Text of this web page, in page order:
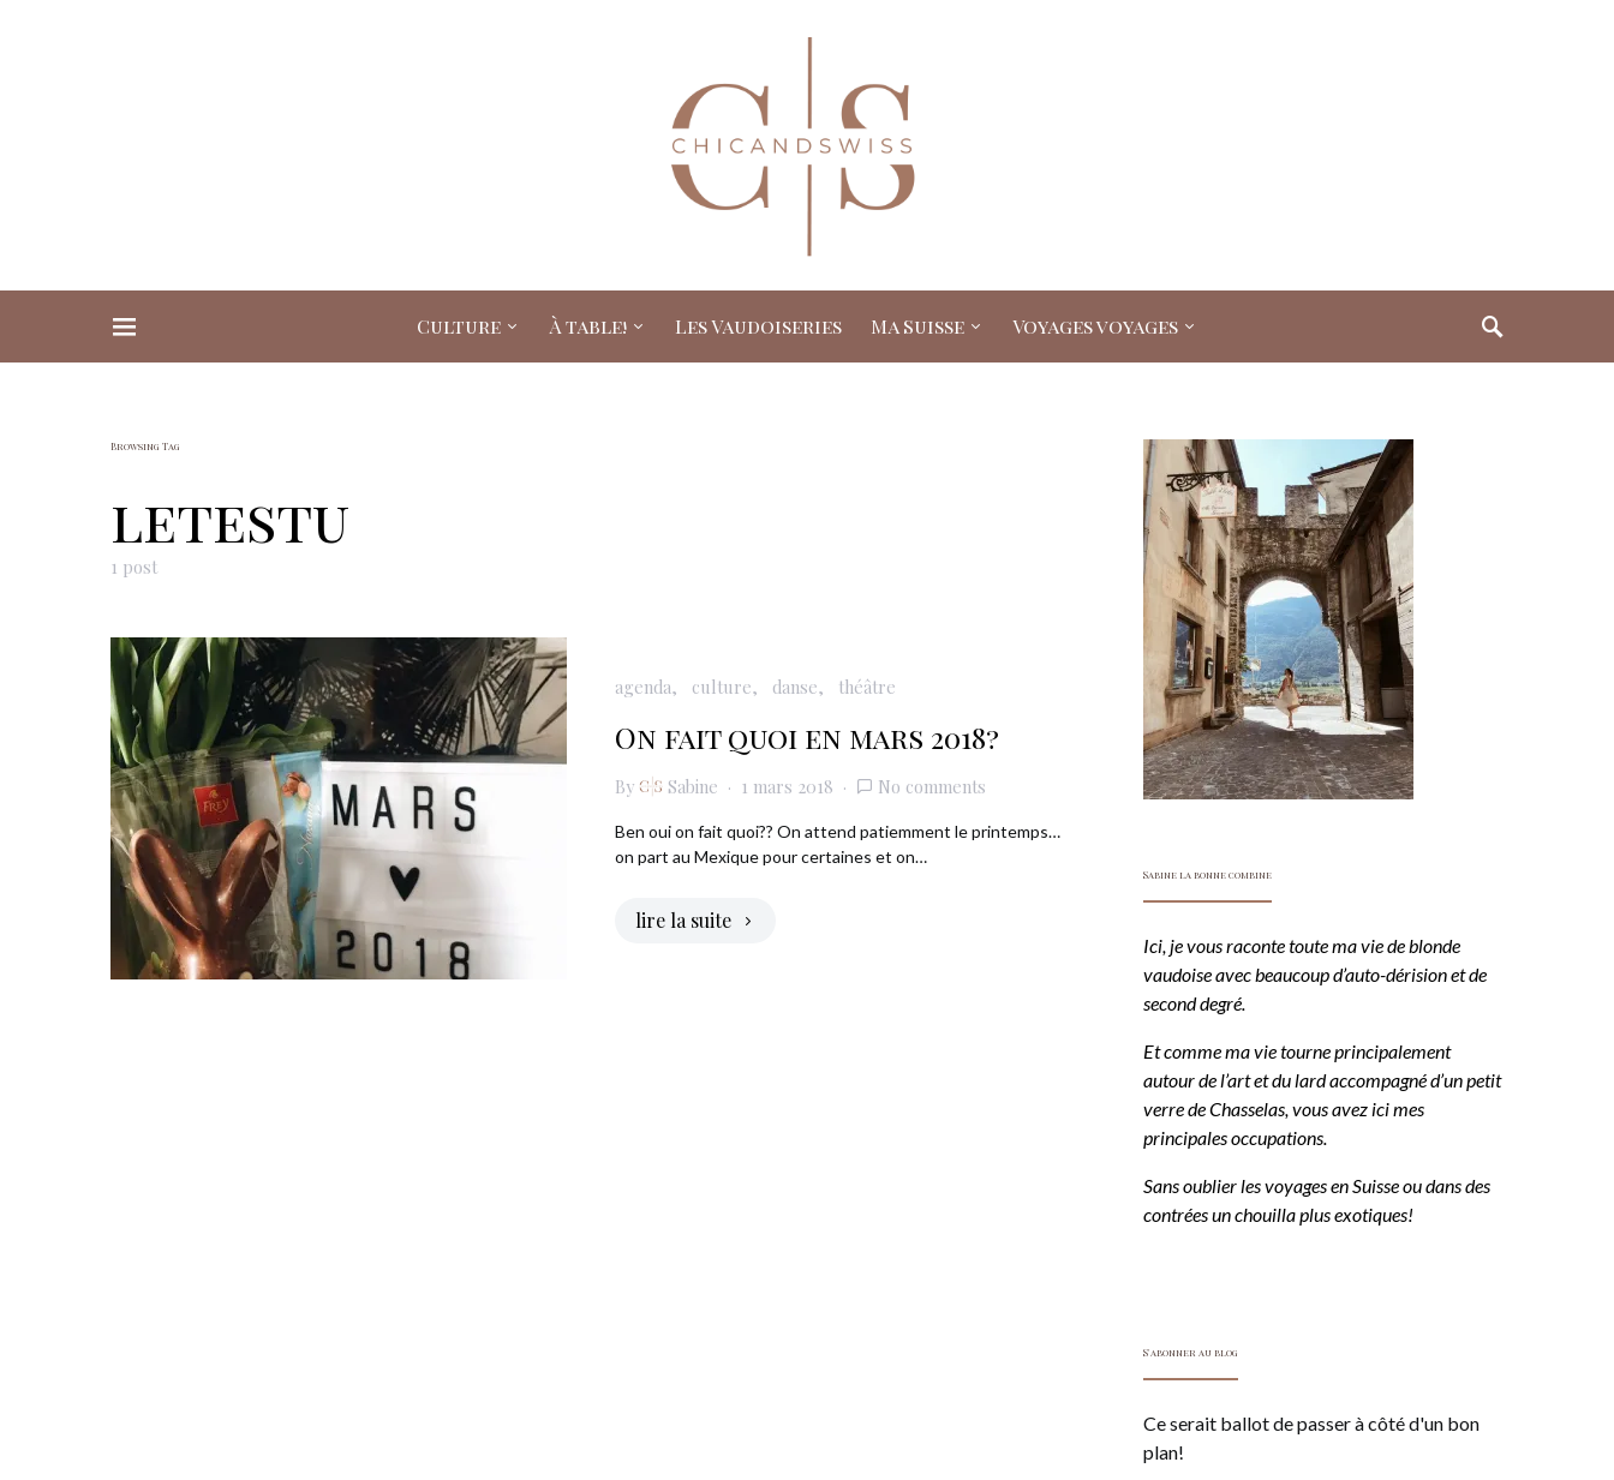
Culture À table! Les Vaudoiseries Ma Suisse Voyages voyages
Search for:
Browsing Tag
letestu
1 post
agenda culture danse théâtre
On fait quoi en mars 2018?
By Sabine 1 mars 2018 No comments
Ben oui on fait quoi?? On attend patiemment le printemps…
on part au Mexique pour certaines et on…
lire la suite
Sabine la bonne combine
Ici, je vous raconte toute ma vie de blonde
vaudoise avec beaucoup d’auto-dérision et de
second degré.
Et comme ma vie tourne principalement
autour de l’art et du lard accompagné d’un petit
verre de Chasselas, vous avez ici mes
principales occupations.
Sans oublier les voyages en Suisse ou dans des
contrées un chouilla plus exotiques!
S'abonner au blog
Ce serait ballot de passer à côté d'un bon
plan!